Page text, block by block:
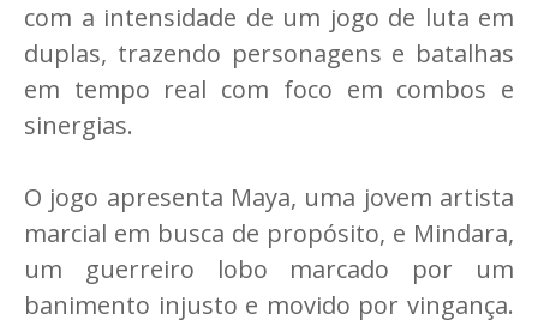
com a intensidade de um jogo de luta em
duplas, trazendo personagens e batalhas
em tempo real com foco em combos e
sinergias.
O jogo apresenta Maya, uma jovem artista
marcial em busca de propósito, e Mindara,
um guerreiro lobo marcado por um
banimento injusto e movido por vingança.